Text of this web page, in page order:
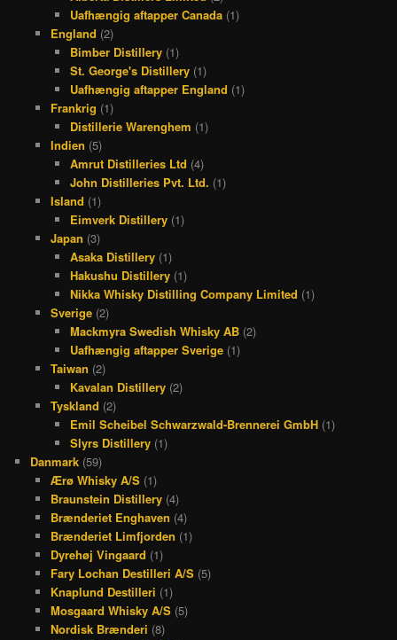
Uafhængig aftapper Canada (1)
England (2)
Bimber Distillery (1)
St. George's Distillery (1)
Uafhængig aftapper England (1)
Frankrig (1)
Distillerie Warenghem (1)
Indien (5)
Amrut Distilleries Ltd (4)
John Distilleries Pvt. Ltd. (1)
Island (1)
Eimverk Distillery (1)
Japan (3)
Asaka Distillery (1)
Hakushu Distillery (1)
Nikka Whisky Distilling Company Limited (1)
Sverige(2)
Mackmyra Swedish Whisky AB (2)
Uafhængig aftapper Sverige (1)
Taiwan (2)
Kavalan Distillery (2)
Tyskland (2)
Emil Scheibel Schwarzwald-Brennerei GmbH (1)
Slyrs Distillery (1)
Danmark (59)
Ærø Whisky A/S(1)
Braunstein Distillery(4)
Brænderiet Enghaven (4)
Brænderiet Limfjorden (1)
Dyrehøj Vingaard (1)
Fary Lochan Destilleri A/S(5)
Knaplund Destilleri (1)
Mosgaard Whisky A/S(5)
Nordisk Brænderi (8)